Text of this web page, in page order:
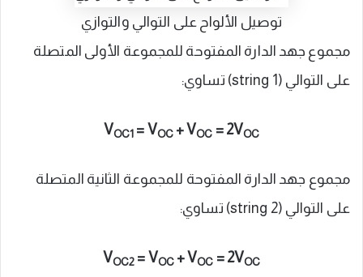
توصيل الألواح على التوالي والتوازي
مجموع جهد الدارة المفتوحة للمجموعة الأولى المتصلة
على التوالي (string 1) تساوي:
VOC1 = VOC+ VOC = 2VOC
مجموع جهد الدارة المفتوحة للمجموعة الثانية المتصلة
على التوالي (string 2) تساوي:
VOC2 = VOC+ VOC = 2VOC